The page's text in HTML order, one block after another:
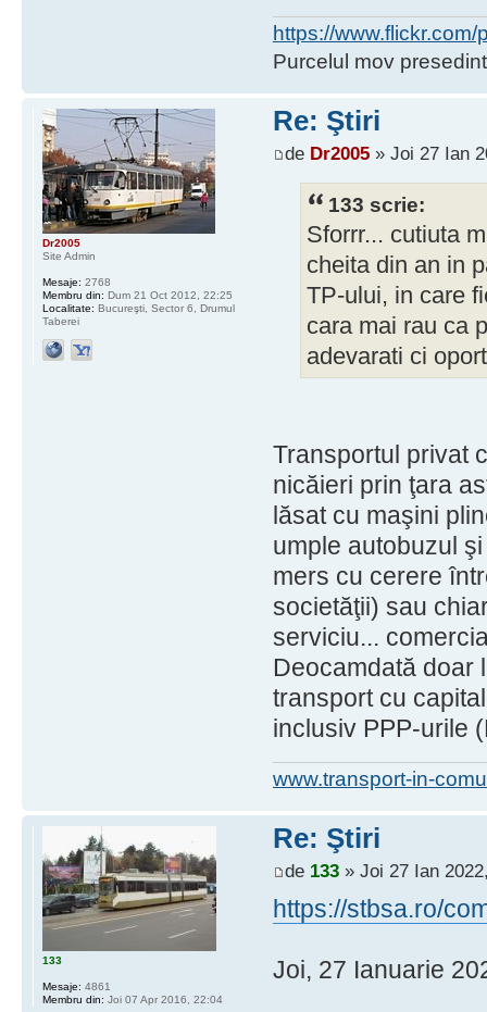
https://
Purcelul mov
Re: Ştiri
de Dr2005» Joi 27 Ian
133 scrie:
Sforrr... cutiuta
cheita din an in
TP-ului, in care
cara mai rau ca
adevarati ci
Transportul privat
nicăieri prin ţara
lăsat cu maşini
umple autobuzul
mers cu cerere
societăţii) sau
serviciu...
Deocamdată doar
transport cu
inclusiv PPP-urile
www.transport-in-
Dr2005
Site Admin
Mesaje: 2768
Membru din: Dum 21 Oct 2012, 22:25
Localitate: Bucureşti, Sector 6, Drumul
Taberei
Re: Ştiri
de 133» Joi 27 Ian
https://stbsa.ro/
Joi, 27 Ianuarie
133
Mesaje: 4861
Membru din: Joi 07 Apr 2016, 22:04